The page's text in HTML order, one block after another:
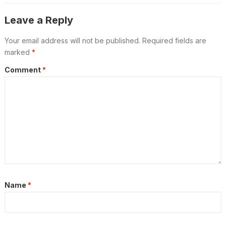
Leave a Reply
Your email address will not be published. Required fields are
marked *
Comment *
Name *